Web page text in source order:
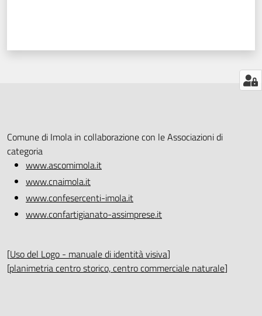
Comune di Imola in collaborazione con le Associazioni di
categoria
www.ascomimola.it
www.cnaimola.it
www.confesercenti-imola.it
www.confartigianato-assimprese.it
[Uso del Logo - manuale di identità visiva]
[planimetria centro storico, centro commerciale naturale]